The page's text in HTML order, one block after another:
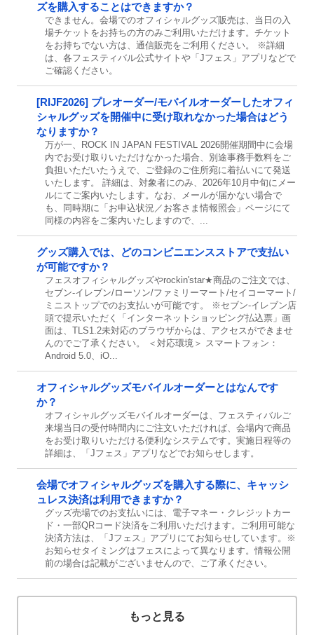
ズを購入することはできますか？
できません。会場でのオフィシャルグッズ販売は、当日の入
場チケットをお持ちの方のみご利用いただけます。チケット
をお持ちでない方は、通信販売をご利用ください。 ※詳細
は、各フェスティバル公式サイトや「Jフェス」アプリなどで
ご確認ください。
[RIJF2026] プレオーダー/モバイルオーダーしたオフィ
シャルグッズを開催中に受け取れなかった場合はどう
なりますか？
万が一、ROCK IN JAPAN FESTIVAL 2026開催期間中に会場
内でお受け取りいただけなかった場合、別途事務手数料をご
負担いただいたうえで、ご登録のご住所宛に着払いにて発送
いたします。 詳細は、対象者にのみ、2026年10月中旬にメー
ルにてご案内いたします。なお、メールが届かない場合で
も、同時期に「お申込状況／お客さま情報照会」ページにて
同様の内容をご案内いたしますので、...
グッズ購入では、どのコンビニエンスストアで支払い
が可能ですか？
フェスオフィシャルグッズやrockin'star★商品のご注文では、
セブン-イレブン/ローソン/ファミリーマート/セイコーマート/
ミニストップでのお支払いが可能です。 ※セブン-イレブン店
頭で提示いただく「インターネットショッピング払込票」画
面は、TLS1.2未対応のブラウザからは、アクセスができませ
んのでご了承ください。 ＜対応環境＞ スマートフォン：
Android 5.0、iO...
オフィシャルグッズモバイルオーダーとはなんです
か？
オフィシャルグッズモバイルオーダーは、フェスティバルご
来場当日の受付時間内にご注文いただければ、会場内で商品
をお受け取りいただける便利なシステムです。実施日程等の
詳細は、「Jフェス」アプリなどでお知らせします。
会場でオフィシャルグッズを購入する際に、キャッシ
ュレス決済は利用できますか？
グッズ売場でのお支払いには、電子マネー・クレジットカー
ド・一部QRコード決済をご利用いただけます。ご利用可能な
決済方法は、「Jフェス」アプリにてお知らせしています。※
お知らせタイミングはフェスによって異なります。情報公開
前の場合は記載がございませんので、ご了承ください。
もっと見る